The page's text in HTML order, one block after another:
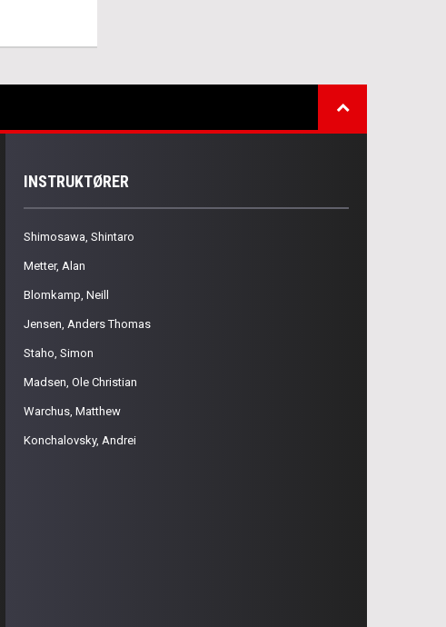
INSTRUKTØRER
Shimosawa, Shintaro
Metter, Alan
Blomkamp, Neill
Jensen, Anders Thomas
Staho, Simon
Madsen, Ole Christian
Warchus, Matthew
Konchalovsky, Andrei